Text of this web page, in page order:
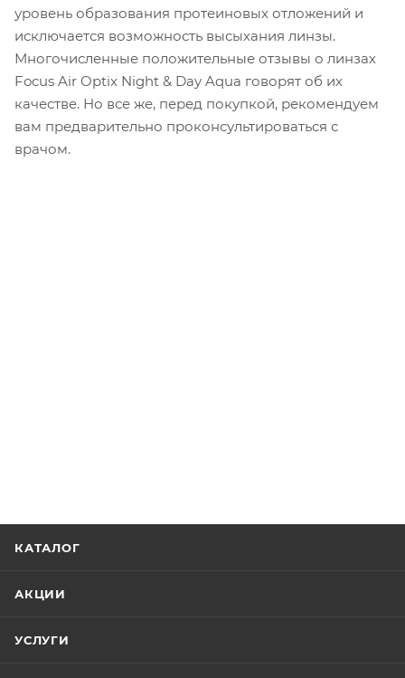
уровень образования протеиновых отложений и
исключается возможность высыхания линзы.
Многочисленные положительные отзывы о линзах
Focus Air Optix Night & Day Aqua говорят об их
качестве. Но все же, перед покупкой, рекомендуем
вам предварительно проконсультироваться с
врачом.
КАТАЛОГ
АКЦИИ
УСЛУГИ